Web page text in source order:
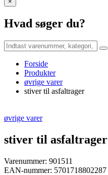
Hvad søger du?
Forside
Produkter
øvrige varer
stiver til asfaltrager
øvrige varer
stiver til asfaltrager
Varenummer: 901511
EAN-nummer: 5701718802287